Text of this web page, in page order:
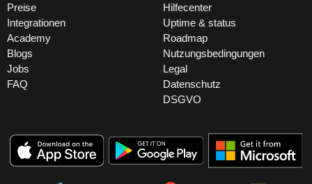
Preise
Integrationen
Academy
Blogs
Jobs
FAQ
Hilfecenter
Uptime & status
Roadmap
Nutzungsbedingungen
Legal
Datenschutz
DSGVO